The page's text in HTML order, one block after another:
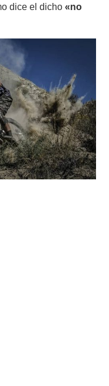
dice el dicho «no